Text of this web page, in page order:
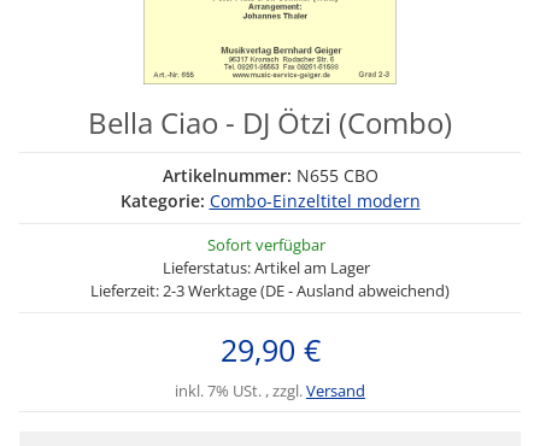
Bella Ciao - DJ Ötzi (Combo)
Artikelnummer: N655 CBO
Kategorie: Combo-Einzeltitel modern
Sofort verfügbar
Lieferstatus: Artikel am Lager
Lieferzeit: 2-3 Werktage (DE - Ausland abweichend)
29,90 €
inkl. 7% USt. , zzgl.Versand